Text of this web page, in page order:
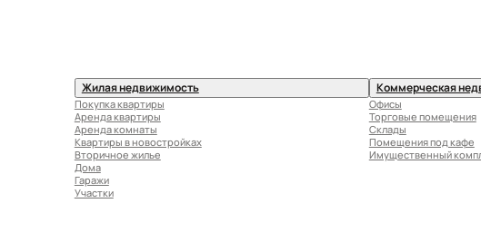
Жилая недвижимость
Покупка квартиры
Аренда квартиры
Аренда комнаты
Квартиры в новостройках
Вторичное жилье
Дома
Гаражи
Участки
Коммерческая
Офисы
Торговые помещения
Склады
Помещения под кафе
Имущественный